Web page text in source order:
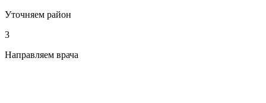
Уточняем район
3
Направляем врача